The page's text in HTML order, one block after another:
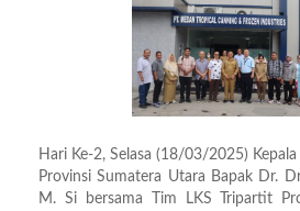
Hari Ke-2, Selasa (18/03/2025)
Provinsi Sumatera Utara Bapak Dr.
M. Si bersama Tim LKS Tripartit